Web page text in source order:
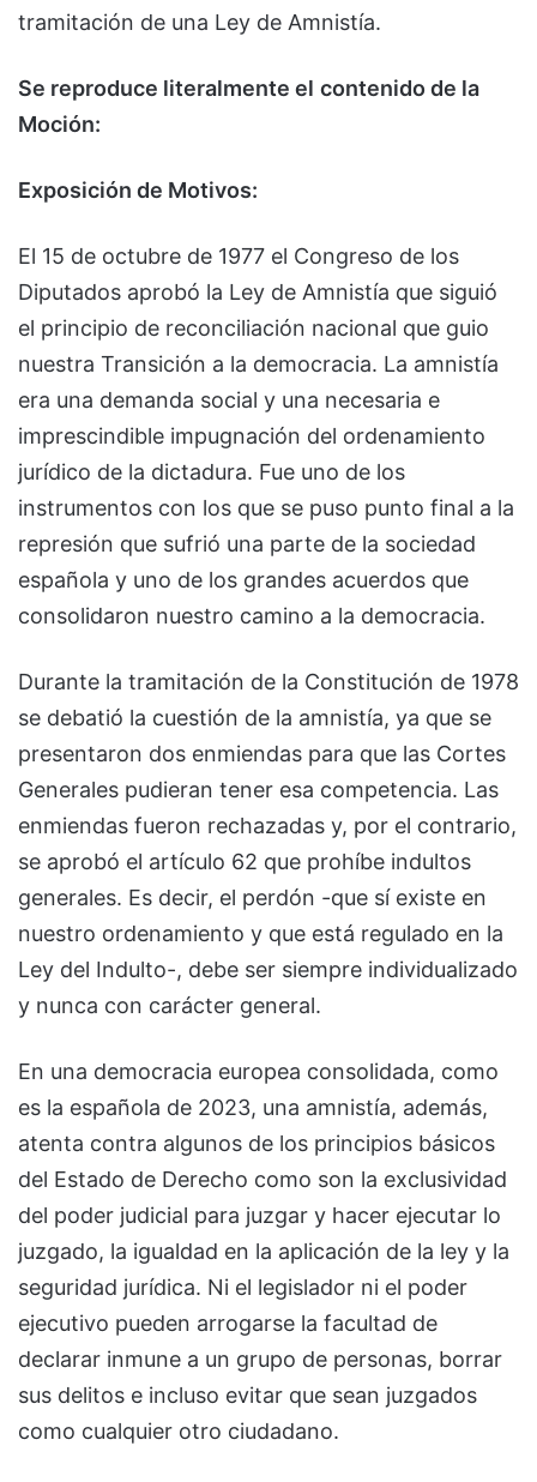
tramitación de una Ley de Amnistía.
Se reproduce literalmente el contenido de la
Moción:
Exposición de Motivos:
El 15 de octubre de 1977 el Congreso de los
Diputados aprobó la Ley de Amnistía que siguió
el principio de reconciliación nacional que guio
nuestra Transición a la democracia. La amnistía
era una demanda social y una necesaria e
imprescindible impugnación del ordenamiento
jurídico de la dictadura. Fue uno de los
instrumentos con los que se puso punto final a la
represión que sufrió una parte de la sociedad
española y uno de los grandes acuerdos que
consolidaron nuestro camino a la democracia.
Durante la tramitación de la Constitución de 1978
se debatió la cuestión de la amnistía, ya que se
presentaron dos enmiendas para que las Cortes
Generales pudieran tener esa competencia. Las
enmiendas fueron rechazadas y, por el contrario,
se aprobó el artículo 62 que prohíbe indultos
generales. Es decir, el perdón -que sí existe en
nuestro ordenamiento y que está regulado en la
Ley del Indulto-, debe ser siempre individualizado
y nunca con carácter general.
En una democracia europea consolidada, como
es la española de 2023, una amnistía, además,
atenta contra algunos de los principios básicos
del Estado de Derecho como son la exclusividad
del poder judicial para juzgar y hacer ejecutar lo
juzgado, la igualdad en la aplicación de la ley y la
seguridad jurídica. Ni el legislador ni el poder
ejecutivo pueden arrogarse la facultad de
declarar inmune a un grupo de personas, borrar
sus delitos e incluso evitar que sean juzgados
como cualquier otro ciudadano.